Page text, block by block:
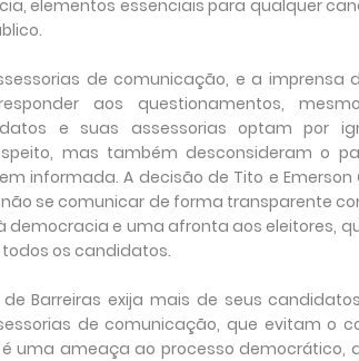
elementos essenciais para qualquer
de comunicação, e a imprensa
aos questionamentos,
e suas assessorias optam por
mas também desconsideram o
informada. A decisão de Tito e
se comunicar de forma transparente
democracia e uma afronta aos eleitores,
os candidatos.
Barreiras exija mais de seus
de comunicação, que evitam o
uma ameaça ao processo democrático,